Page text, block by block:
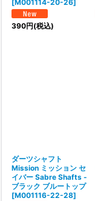
[M001114-20-26]
390円(税込)
ダーツシャフト
Mission ミッション セ
イバー Sabre Shafts -
ブラック ブルートップ
[M001116-22-28]